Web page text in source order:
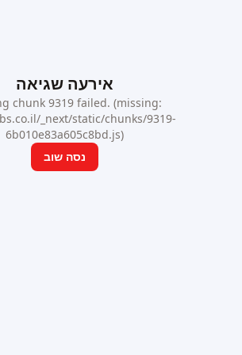
אירעה שגיאה
Loading chunk 9319 failed. (missing:
https://hbs.co.il/_next/static/chunks/9319-
6b010e83a605c8bd.js)